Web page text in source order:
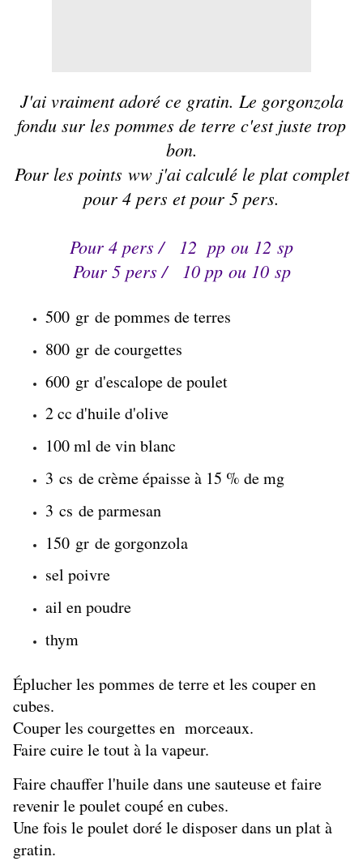
J'ai vraiment adoré ce gratin. Le gorgonzola
fondu sur les pommes de terre c'est juste trop
bon.
Pour les points ww j'ai calculé le plat complet
pour 4 pers et pour 5 pers.
Pour 4 pers / 12 pp ou 12 sp
Pour 5 pers / 10 pp ou 10 sp
500 gr de pommes de terres
800 gr de courgettes
600 gr d'escalope depoulet
2 cc d'huile d'olive
100 ml de vin blanc
3 cs de crème épaisse à 15 % de mg
3 cs de parmesan
150 gr de gorgonzola
sel poivre
ail en poudre
thym
Éplucher les pommes de terre et les couper en
cubes.
Couper les courgettes en morceaux.
Faire cuire le tout à la vapeur.
Faire chauffer l'huile dans une sauteuse et faire
revenir le poulet coupé en cubes.
Une fois le poulet doré le disposer dans un plat à
gratin.